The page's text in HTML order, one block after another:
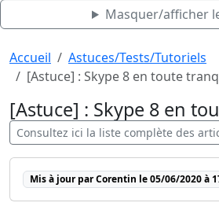
Masquer/afficher
Aller au contenu principal
Accueil
Astuces/Tests/Tutoriels
[Astuce] : Skype 8 en toute
[Astuce] : Skype 8 en
Consultez ici la liste complète des
Mis à jour par Corentin le 05/06/2020 à